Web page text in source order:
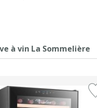
à vin La Sommelière